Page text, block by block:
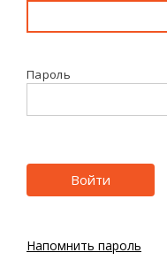
Пароль
Напомнить пароль